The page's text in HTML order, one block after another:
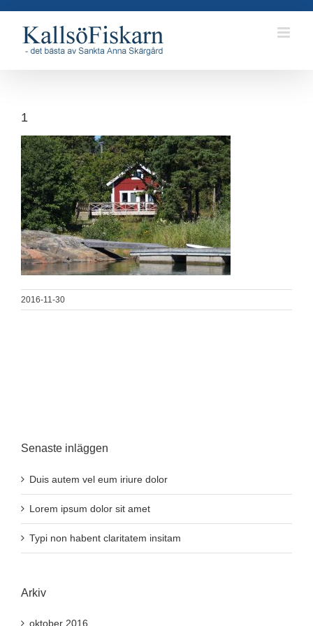
innehållet
1
2016-11-30
Senaste inläggen
Duis autem vel eum iriure dolor
Lorem ipsum dolor sit amet
Typi non habent claritatem insitam
Arkiv
oktober 2016